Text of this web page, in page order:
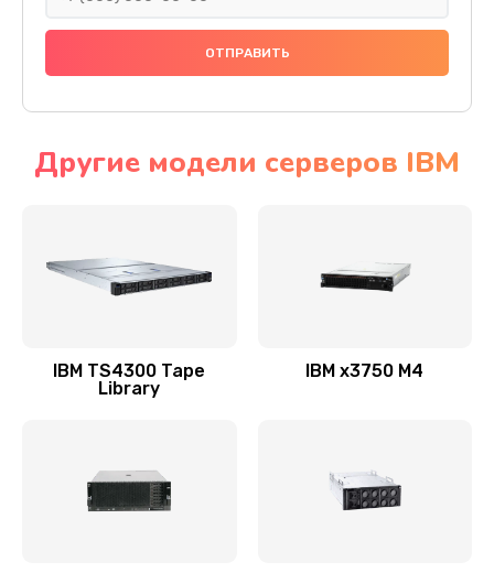
Другие модели серверов IBM
IBM TS4300 Tape
Library
IBM x3750 M4